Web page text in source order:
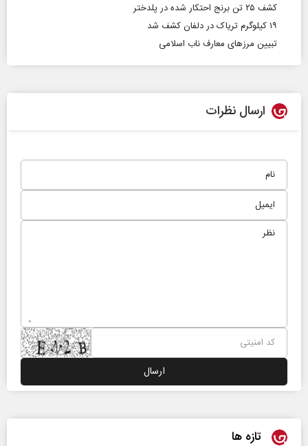
کشف ۲۵ تن برنج احتکار شده در پلدختر
۱۹ کیلوگرم تریاک در دلفان کشف شد
تبیین مرزهای معارف ناب اسلامی
ارسال نظرات
تازه ها